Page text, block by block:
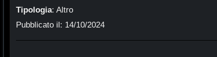
Tipologia: Altro
Pubblicato il: 14/10/2024